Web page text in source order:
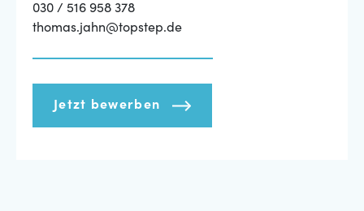
030 / 516 958 378
thomas.jahn@topstep.de
Jetzt bewerben